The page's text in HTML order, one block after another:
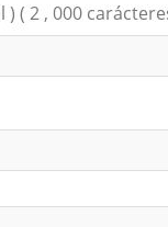
( 2 , 000